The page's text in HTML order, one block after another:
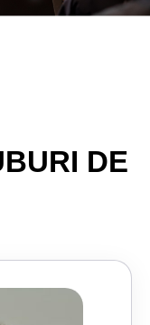
DE